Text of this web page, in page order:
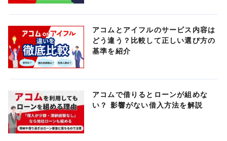
アコムとアイフルのサービス内容は
どう違う？比較して正しい選び方の
基準を紹介
アコムで借りるとローンが組めな
い？ 影響がない借入方法を解説